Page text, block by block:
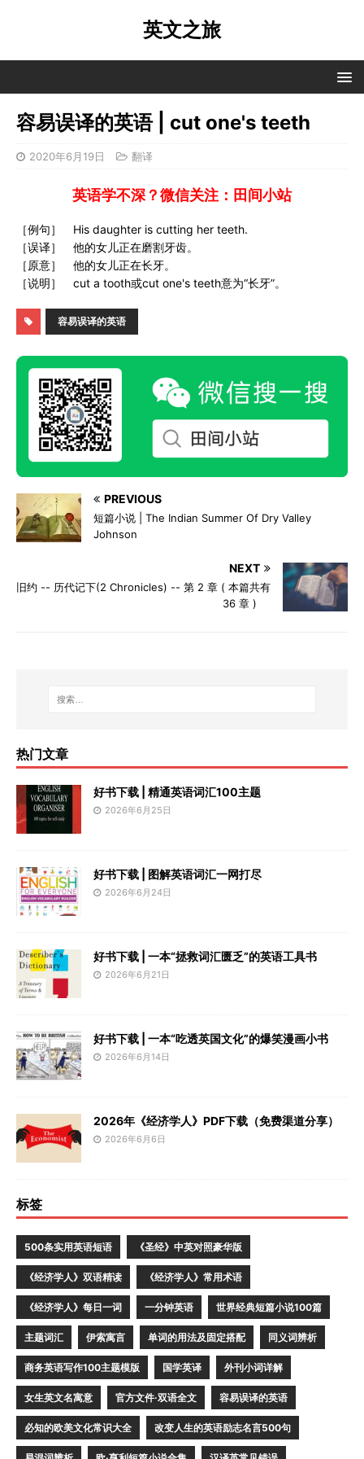
英文之旅
容易误译的英语 | cut one's teeth
2020年6月19日 翻译
英语学不深？微信关注：田间小站
［例句］ His daughter is cutting her teeth.
［误译］ 他的女儿正在磨割牙齿。
［原意］ 他的女儿正在长牙。
［说明］ cut a tooth或cut one's teeth意为“长牙”。
容易误译的英语
PREVIOUS
短篇小说 | The Indian Summer Of Dry Valley
Johnson
NEXT
旧约 -- 历代记下(2 Chronicles) -- 第 2 章 ( 本篇共有
36 章 )
热门文章
好书下载 | 精通英语词汇100主题
2026年6月25日
好书下载 | 图解英语词汇一网打尽
2026年6月24日
好书下载 | 一本“拯救词汇匮乏”的英语工具书
2026年6月21日
好书下载 | 一本“吃透英国文化”的爆笑漫画小书
2026年6月14日
2026年《经济学人》PDF下载（免费渠道分享）
2026年6月6日
标签
500条实用英语短语 《圣经》中英对照豪华版
《经济学人》双语精读 《经济学人》常用术语
《经济学人》每日一词 一分钟英语 世界经典短篇小说100篇
主题词汇 伊索寓言 单词的用法及固定搭配 同义词辨析
商务英语写作100主题模版 国学英译 外刊小词详解
女生英文名寓意 官方文件·双语全文 容易误译的英语
必知的欧美文化常识大全 改变人生的英语励志名言500句